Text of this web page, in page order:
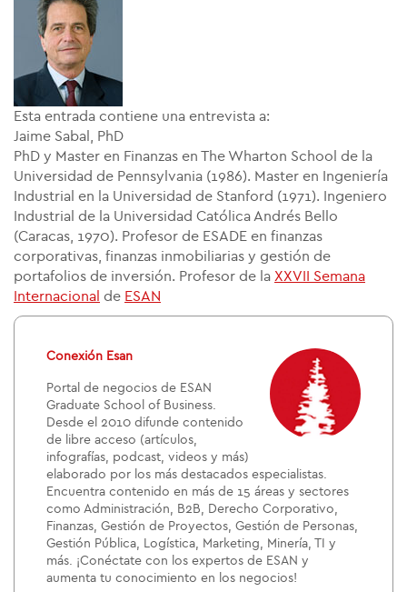
Esta entrada contiene una entrevista a:
Jaime Sabal, PhD
PhD y Master en Finanzas en The Wharton School de la
Universidad de Pennsylvania (1986). Master en Ingeniería
Industrial en la Universidad de Stanford (1971). Ingeniero
Industrial de la Universidad Católica Andrés Bello
(Caracas, 1970). Profesor de ESADE en finanzas
corporativas, finanzas inmobiliarias y gestión de
portafolios de inversión. Profesor de la XXVII Semana
Internacional de ESAN
Conexión Esan
Portal de negocios de ESAN
Graduate School of Business.
Desde el 2010 difunde contenido
de libre acceso (artículos,
infografías, podcast, videos y más)
elaborado por los más destacados especialistas.
Encuentra contenido en más de 15 áreas y sectores
como Administración, B2B, Derecho Corporativo,
Finanzas, Gestión de Proyectos, Gestión de Personas,
Gestión Pública, Logística, Marketing, Minería, TI y
más. ¡Conéctate con los expertos de ESAN y
aumenta tu conocimiento en los negocios!